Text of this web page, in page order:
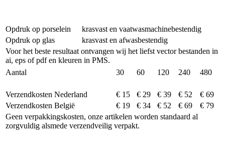
Opdruk op porselein
krasvast en vaatwasmachinebestendig
Opdruk op glas
krasvast en afwasbestendig
Voor het beste resultaat ontvangen wij het liefst vector bestanden in
ai, eps of pdf en kleuren in PMS.
Aantal
30 60 120 240 480
Verzendkosten Nederland € 15 € 29 € 39 € 52
€ 69
Verzendkosten België
€ 19 € 34 € 52 € 69
€ 79
Geen verpakkingskosten, onze artikelen worden standaard al
zorgvuldig alsmede verzendveilig verpakt.